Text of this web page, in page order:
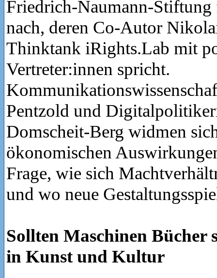
Friedrich-Naumann-
nach, deren Co-Autor
Thinktank iRights.Lab mit
Vertreter:innen spricht.
Pentzold und
Domscheit-Berg widmen
ökonomischen
Frage, wie sich
und wo neue
Sollten Maschinen Bücher
in Kunst und Kultur